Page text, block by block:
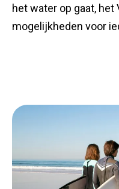
het water op gaat,
mogelijkheden voor